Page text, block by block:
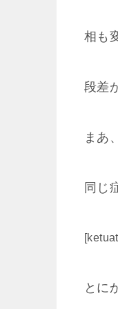
相も
段差
まあ、
同じ
とに